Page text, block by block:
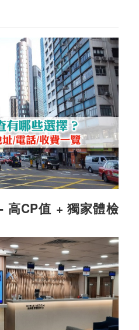
高CP值 + 獨家體檢